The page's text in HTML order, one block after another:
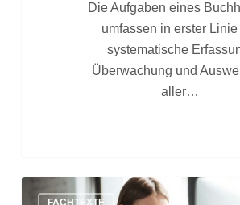
Die Aufgaben eines
umfassen in erster
systematische
Überwachung und
aller…